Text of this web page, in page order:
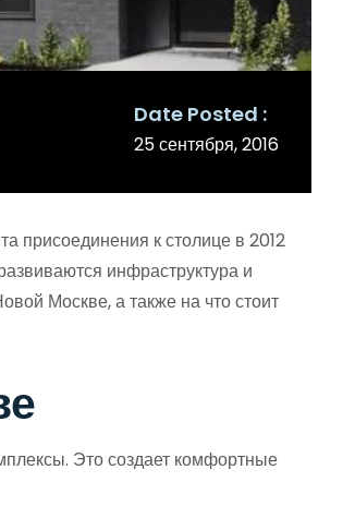
Date Posted
25 сентября, 2016
присоединения к столице в 2012
инфраструктура и
Москве, а также на что стоит
Это создает комфортные